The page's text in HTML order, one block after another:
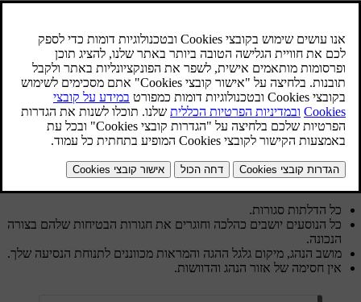
סובב את כפתור ההתנעה בכיוון השעון כדי להתניע את
המכונית.
לפני תחילת הנסיעה, ודא כי:
כל הדלתות סגורות.
כל הנוסעים יושבים כהלכה וחוגרים את חגורות הבטיחות שלהם בצורה
הנכונה.
מושב הנהג, מיקום גלגל ההגה והמראות מכווננים לתנוחת הנסיעה שלך.
אין חסימה של אזור הנהג והדוושות.